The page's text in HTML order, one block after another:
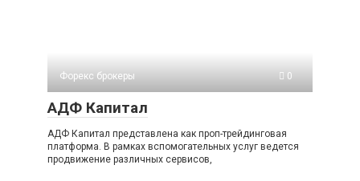
Форекс брокеры 0
АДФ Капитал
АДФ Капитал представлена как проп-трейдинговая
платформа. В рамках вспомогательных услуг ведется
продвижение различных сервисов,